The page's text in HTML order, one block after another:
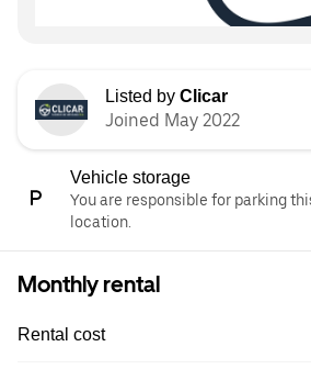
Listed by Clicar
Joined May 2022
Vehicle storage
You are responsible for parking
location.
Monthly rental
Rental cost